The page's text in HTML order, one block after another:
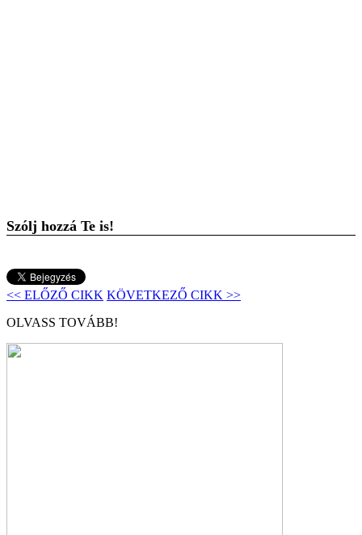
Szólj hozzá Te is!
<< ELŐZŐ CIKK KÖVETKEZŐ CIKK >>
OLVASS TOVÁBB!